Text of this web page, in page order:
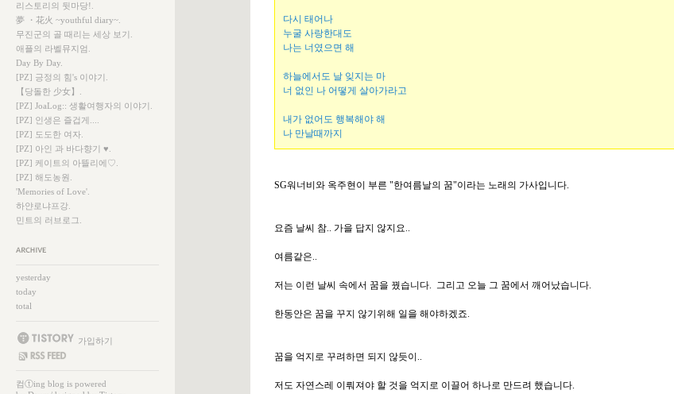
리스토리의 뒷마당!.
夢 ・花火 ~youthful diary~.
무진군의 골 때리는 세상 보기.
애플의 라벨뮤지엄.
Day By Day.
[PZ] 긍정의 힘's 이야기.
【당돌한 少女】.
[PZ] JoaLog:: 생활여행자의 이야기.
[PZ] 인생은 즐겁게....
[PZ] 도도한 여자.
[PZ] 아인 과 바다향기 ♥.
[PZ] 케이트의 아뜰리에♡.
[PZ] 해도농원.
'Memories of Love'.
하얀로냐프강.
민트의 러브로그.
yesterday
today
total
가입하기
컴ⓣing blog is powered
다시 태어나
누굴 사랑한대도
나는 너였으면 해
하늘에서도 날 잊지는 마
너 없인 나 어떻게 살아가라고
내가 없어도 행복해야 해
나 만날때까지
SG워너비와 옥주현이 부른 "한여름날의 꿈"이라는 노래의 가사입니다.
요즘 날씨 참.. 가을 답지 않지요..
여름같은..
저는 이런 날씨 속에서 꿈을 꿨습니다. 그리고 오늘 그 꿈에서 깨어났습니다.
한동안은 꿈을 꾸지 않기위해 일을 해야하겠죠.
꿈을 억지로 꾸려하면 되지 않듯이..
저도 자연스레 이뤄져야 할 것을 억지로 이끌어 하나로 만드려 했습니다.